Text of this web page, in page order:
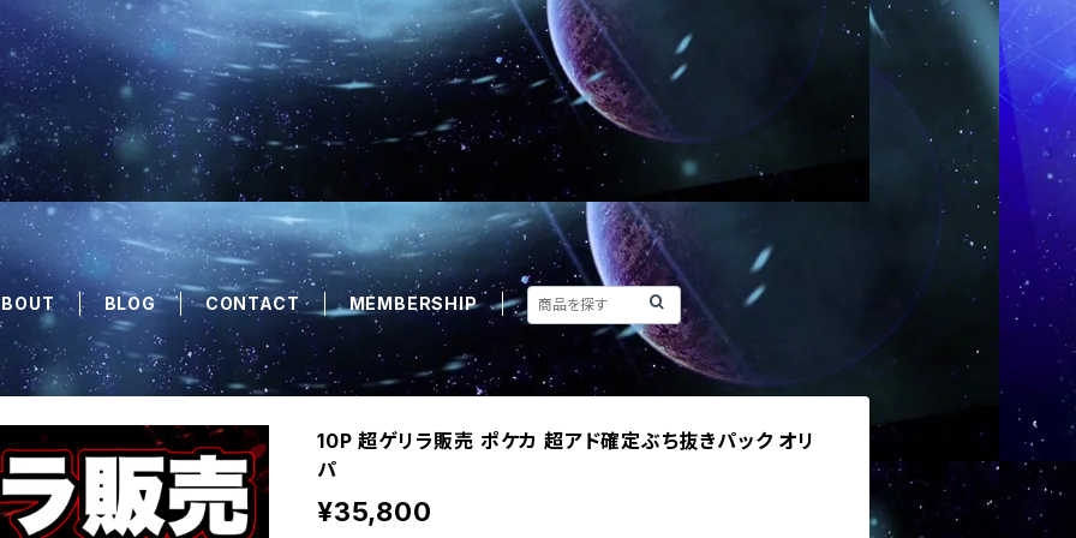
BLOG CONTACT MEMBERSHIP
10P 超ゲリラ販売 ポケカ 超アド確定ぶち抜きパック オリ
パ
¥35,800